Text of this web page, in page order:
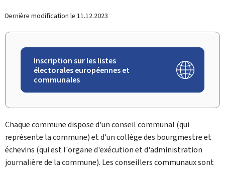
Dernière modification le 11.12.2023
Inscription sur les listes
électorales européennes et
communales
Chaque commune dispose d'un conseil communal (qui
représente la commune) et d'un collège des bourgmestre et
échevins (qui est l'organe d'exécution et d'administration
journalière de la commune). Les conseillers communaux sont